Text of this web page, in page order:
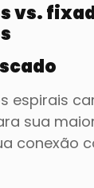
vs.
espirais
sua
conexão